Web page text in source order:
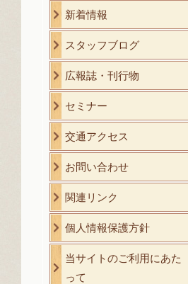
新着情報
スタッフブログ
広報誌・刊行物
セミナー
交通アクセス
お問い合わせ
関連リンク
個人情報保護方針
当サイトのご利用にあた
って